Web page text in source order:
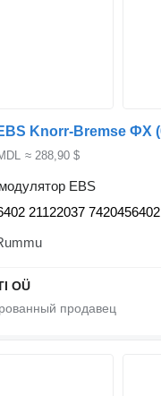
≈ 288,90 $
EBS
21122037 7420456402
OÜ